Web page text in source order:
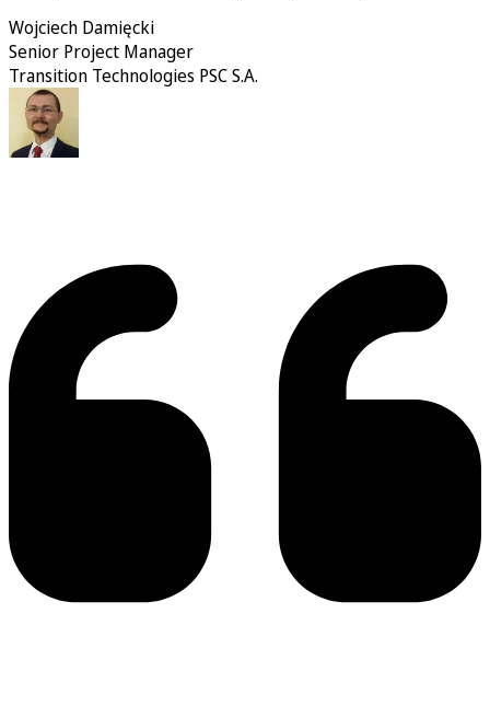
Wojciech Damięcki
Senior Project Manager
Transition Technologies PSC S.A.